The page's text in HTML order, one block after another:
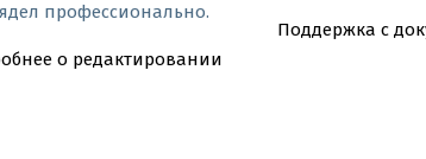
профессионально.
о редактировании
Поддержка с